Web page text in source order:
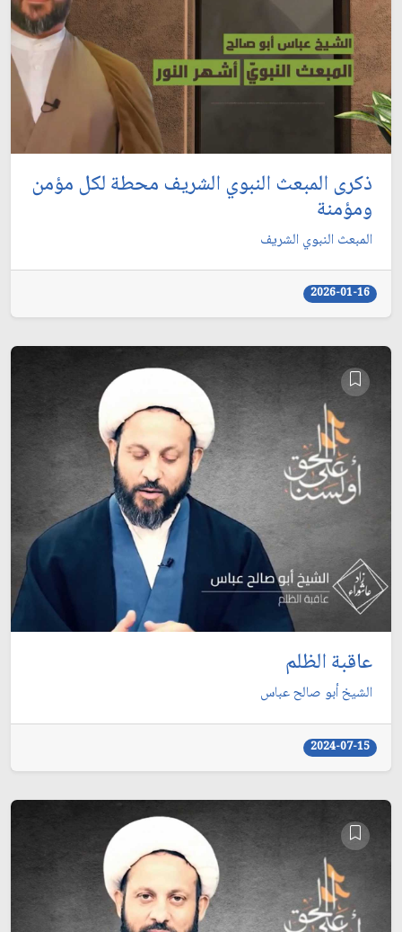
ذكرى المبعث النبوي الشريف محطة لكل مؤمن
ومؤمنة
المبعث النبوي الشريف
2026-01-16
عاقبة الظلم
الشيخ أبو صالح عباس
2024-07-15